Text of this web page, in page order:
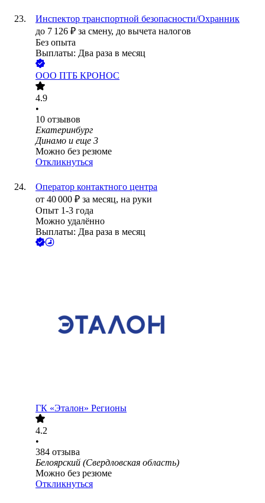
Инспектор транспортной безопасности/Охранник
до 7 126 ₽ за смену, до вычета налогов
Без опыта
Выплаты: Два раза в месяц
ООО ПТБ КРОНОС
4.9
•
10 отзывов
Екатеринбург
Динамо и еще 3
Можно без резюме
Откликнуться
Оператор контактного центра
от 40 000 ₽ за месяц, на руки
Опыт 1-3 года
Можно удалённо
Выплаты: Два раза в месяц
ГК «Эталон» Регионы
4.2
•
384 отзыва
Белоярский (Свердловская область)
Можно без резюме
Откликнуться